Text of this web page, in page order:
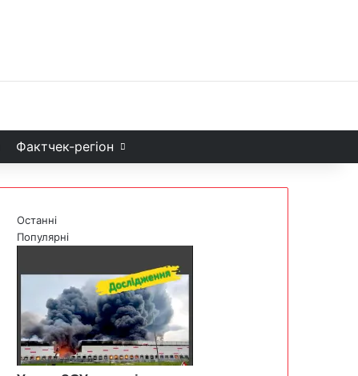
Фактчек-регіон
Останні
Популярні